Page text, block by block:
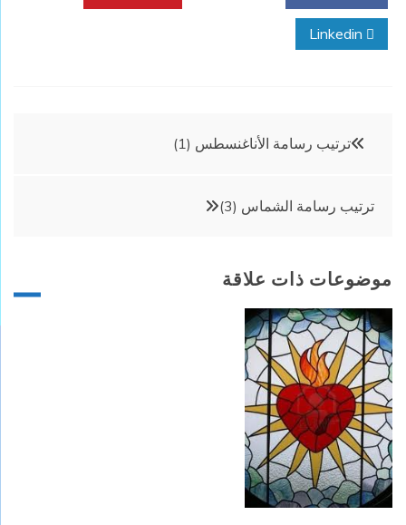
تصفّح
ترتيب رسامة الأناغنسطس (1)
ترتيب رسامة الشماس (3)
موضوعات ذات علاقة